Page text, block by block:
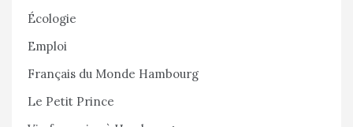
Écologie
Emploi
Français du Monde Hambourg
Le Petit Prince